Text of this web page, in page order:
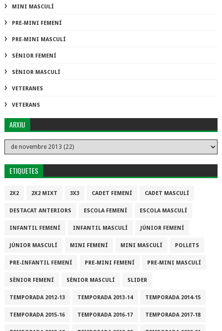
MINI MASCULÍ
PRE-MINI FEMENÍ
PRE-MINI MASCULÍ
SÈNIOR FEMENÍ
SÈNIOR MASCULÍ
VETERANES
VETERANS
ARXIU
ETIQUETES
2X2 2X2 MIXT 3X3 CADET FEMENÍ CADET MASCULÍ
DESTACAT ANTERIORS ESCOLA FEMENÍ ESCOLA MASCULÍ
INFANTIL FEMENÍ INFANTIL MASCULÍ JÚNIOR FEMENÍ
JÚNIOR MASCULÍ MINI FEMENÍ MINI MASCULÍ POLLETS
PRE-INFANTIL FEMENÍ PRE-MINI FEMENÍ PRE-MINI MASCULÍ
SÈNIOR FEMENÍ SÈNIOR MASCULÍ SLIDER
TEMPORADA 2012-13 TEMPORADA 2013-14 TEMPORADA 2014-15
TEMPORADA 2015-16 TEMPORADA 2016-17 TEMPORADA 2017-18